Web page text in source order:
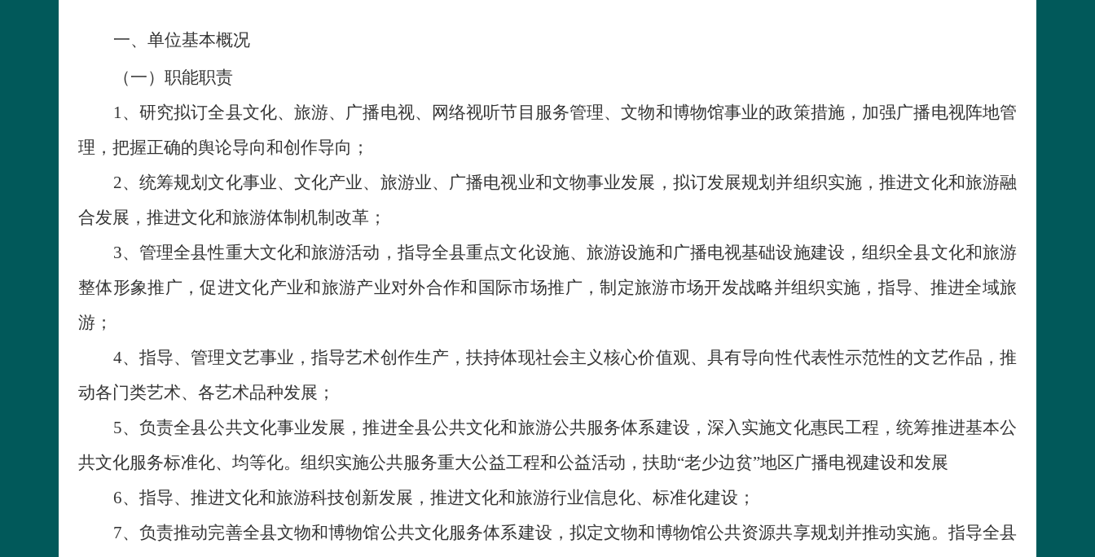
一、 单位基本概况
（一）职能职责
1、 研究拟订全县文化、旅游、广播电视、网络视听节目服务管理、文物和博物馆事业的政策措施，加强广播电视阵地管
理，把握正确的舆论导向和创作导向；
2、 统筹规划文化事业、文化产业、旅游业、广播电视业和文物事业发展，拟订发展规划并组织实施，推进文化和旅游融
合发展，推进文化和旅游体制机制改革；
3、 管理全县性重大文化和旅游活动，指导全县重点文化设施、旅游设施和广播电视基础设施建设，组织全县文化和旅游
整体形象推广，促进文化产业和旅游产业对外合作和国际市场推广，制定旅游市场开发战略并组织实施，指导、推进全域旅
游；
4、 指导、管理文艺事业，指导艺术创作生产，扶持体现社会主义核心价值观、具有导向性代表性示范性的文艺作品，推
动各门类艺术、各艺术品种发展；
5、 负责全县公共文化事业发展，推进全县公共文化和旅游公共服务体系建设，深入实施文化惠民工程，统筹推进基本公
共文化服务标准化、均等化。组织实施公共服务重大公益工程和公益活动，扶助“老少边贫”地区广播电视建设和发展
6、 指导、推进文化和旅游科技创新发展，推进文化和旅游行业信息化、标准化建设；
7、 负责推动完善全县文物和博物馆公共文化服务体系建设，拟定文物和博物馆公共资源共享规划并推动实施。指导全县